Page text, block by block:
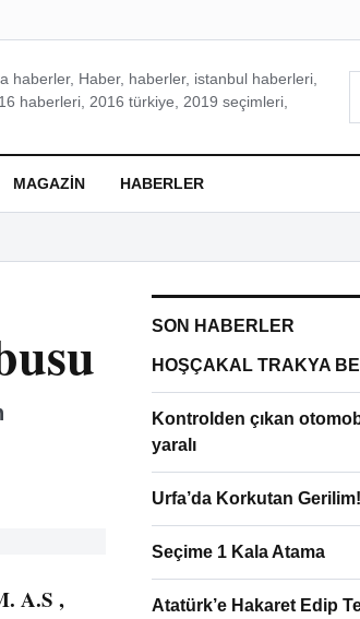
haberler, Haber, haberler, istanbul haberleri,
haberleri, 2016 türkiye, 2019 seçimleri,
MAGAZIN HABERLER
A.S ,
SON HABERLER
HOŞÇAKAL TRAKYA
Kontrolden çıkan
yaralı
Urfa’da Korkutan Gerilim!
Seçime 1 Kala Atama
Atatürk’e Hakaret Edip